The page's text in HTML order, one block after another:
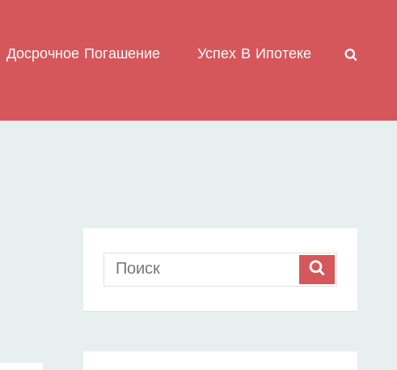
Досрочное Погашение Успех В Ипотеке
Search
for:
SEARCH